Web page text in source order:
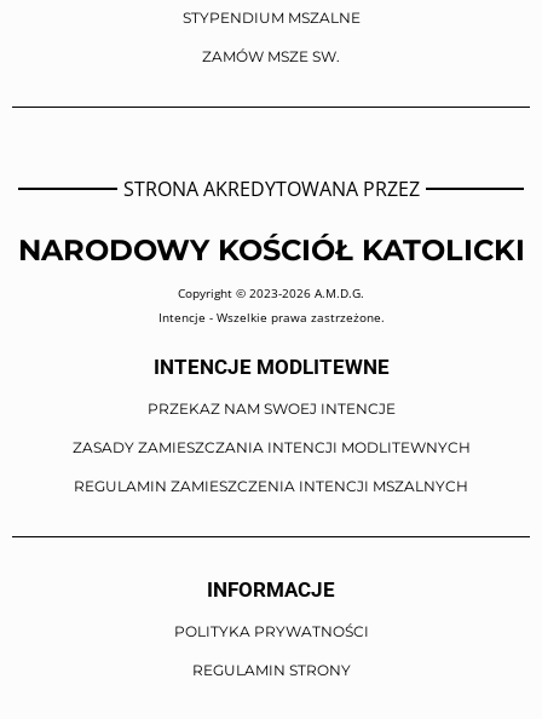
STYPENDIUM MSZALNE
ZAMÓW MSZE SW.
STRONA AKREDYTOWANA PRZEZ
NARODOWY KOŚCIÓŁ KATOLICKI
Copyright © 2023-2026 A.M.D.G.
Intencje - Wszelkie prawa zastrzeżone.
INTENCJE MODLITEWNE
PRZEKAZ NAM SWOEJ INTENCJE
ZASADY ZAMIESZCZANIA INTENCJI MODLITEWNYCH
REGULAMIN ZAMIESZCZENIA INTENCJI MSZALNYCH
INFORMACJE
POLITYKA PRYWATNOŚCI
REGULAMIN STRONY